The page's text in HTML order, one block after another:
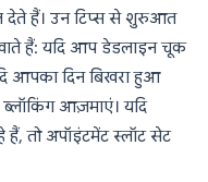
देते हैं। उन टिप्स से शुरुआत
हैं: यदि आप डेडलाइन चूक
आपका दिन बिखरा हुआ
आज़माएं। यदि
तो अपॉइंटमेंट स्लॉट सेट